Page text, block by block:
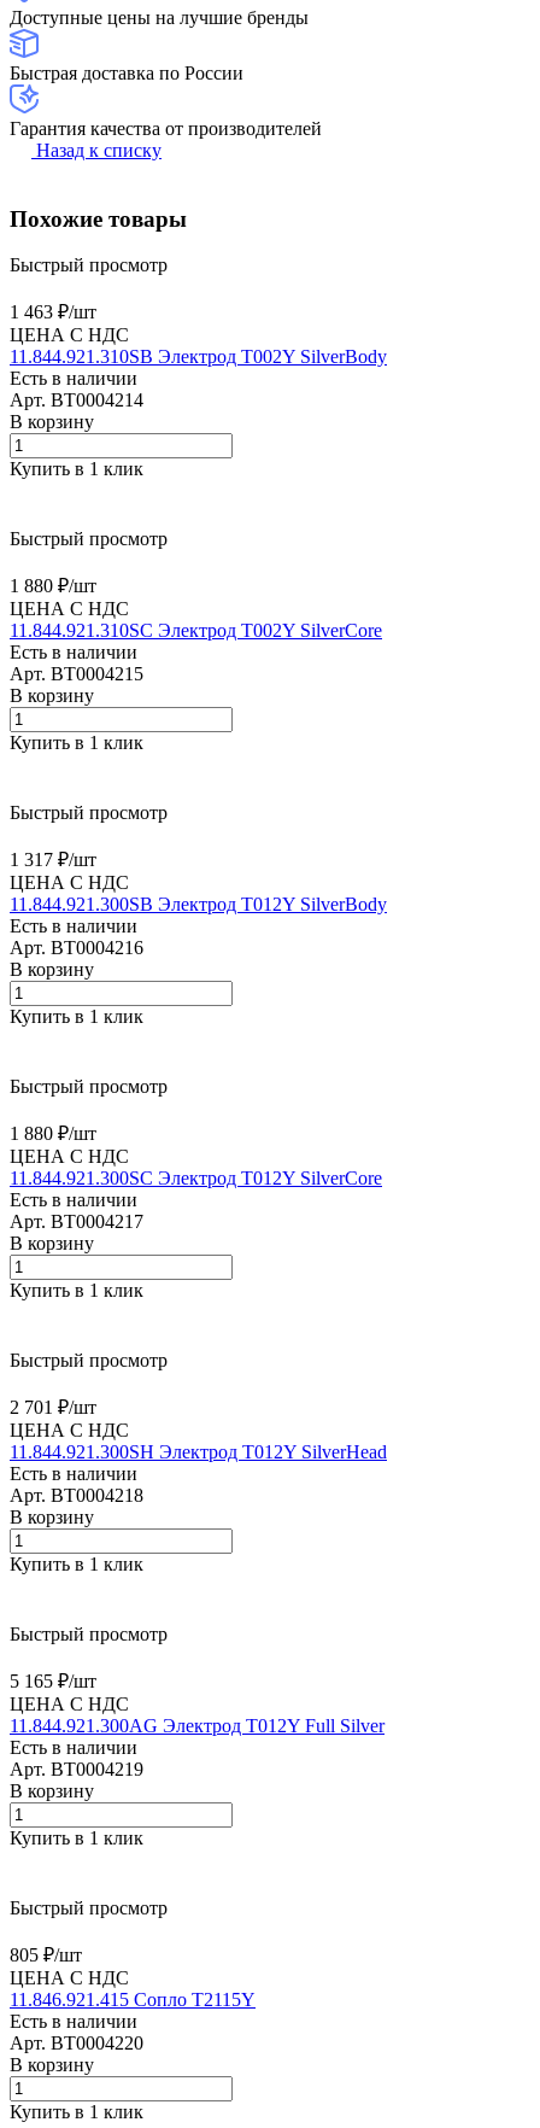
Доступные цены на лучшие бренды
Быстрая доставка по России
Гарантия качества от производителей
Назад к списку
Похожие товары
Быстрый просмотр
1 463 ₽/шт
ЦЕНА С НДС
11.844.921.310SB Электрод T002Y SilverBody
Есть в наличии
Арт. BT0004214
В корзину
Купить в 1 клик
Быстрый просмотр
1 880 ₽/шт
ЦЕНА С НДС
11.844.921.310SC Электрод T002Y SilverCore
Есть в наличии
Арт. BT0004215
В корзину
Купить в 1 клик
Быстрый просмотр
1 317 ₽/шт
ЦЕНА С НДС
11.844.921.300SB Электрод T012Y SilverBody
Есть в наличии
Арт. BT0004216
В корзину
Купить в 1 клик
Быстрый просмотр
1 880 ₽/шт
ЦЕНА С НДС
11.844.921.300SC Электрод T012Y SilverCore
Есть в наличии
Арт. BT0004217
В корзину
Купить в 1 клик
Быстрый просмотр
2 701 ₽/шт
ЦЕНА С НДС
11.844.921.300SH Электрод T012Y SilverHead
Есть в наличии
Арт. BT0004218
В корзину
Купить в 1 клик
Быстрый просмотр
5 165 ₽/шт
ЦЕНА С НДС
11.844.921.300AG Электрод T012Y Full Silver
Есть в наличии
Арт. BT0004219
В корзину
Купить в 1 клик
Быстрый просмотр
805 ₽/шт
ЦЕНА С НДС
11.846.921.415 Сопло T2115Y
Есть в наличии
Арт. BT0004220
В корзину
Купить в 1 клик